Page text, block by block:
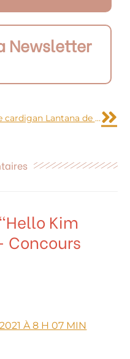
Newsletter
Le cardigan Lantana de Mauricette C.
Kim
Concours
À 8 H 07 MIN